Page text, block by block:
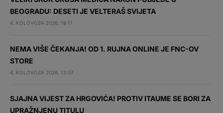
BEOGRADU: DESETI JE VELTERAŠ SVIJETA
4. KOLOVOZA 2026. 16:11
NEMA VIŠE ČEKANJA! OD 1. RUJNA ONLINE JE FNC-OV
STORE
4. KOLOVOZA 2026. 12:07
SJAJNA VIJEST ZA HRGOVIĆA! PROTIV ITAUME SE BORI ZA
UPRAŽNJENU TITULU